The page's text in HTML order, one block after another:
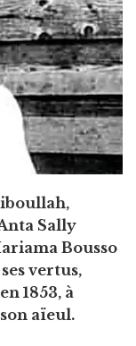
Sally
Bousso
vertus,
1853, à
aïeul.